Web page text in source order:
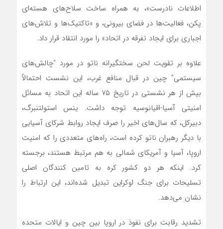
اطلاعات نادرست»، به همراه ساخت سلاح‌های هسته‌ای
پکن، فعالیت‌ها در فضای بیرونی، و «تاکتیک‌ها و تلاش‌های
اجباری برای ایجاد تفرقه در اتحاد» را مورد انتقاد قرار داد.
علاوه بر تقویت لحن سختگیرانه ناتو در مورد “چالش‌های
سیستمی” چین در قبال منافع غرب، این نشست احتمالاً
بیش از هر نشستی در تاریخ ۷۵ ساله این اتحاد به مسائل
امنیتی آسیا-اقیانوسیه توجه داشت. ینس استولتنبرگ،
دبیرکل، که سال‌های اخیر را صرف ایجاد روابط شرکای آسیایی
با دیگر رهبران ناتو کرده است، راه‌های متعددی را که امنیت
اروپا، آسیا و آمریکای شمالی به هم مرتبط هستند، برجسته
کرد. اینکه هر دو کشور کره به تامین کنندگان اصلی
تسلیحات برای جنگ اوکراین تبدیل شده‌اند، این ارتباط را
نشان‌ می‌دهد.
تشدید رقابت برای نفوذ در اروپا بین چین و ایالات متحده